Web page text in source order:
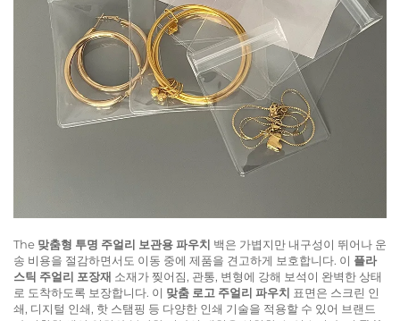
The 맞춤형 투명 주얼리 보관용 파우치 백은 가볍지만 내구성이 뛰어나 운
송 비용을 절감하면서도 이동 중에 제품을 견고하게 보호합니다. 이 플라
스틱 주얼리 포장재 소재가 찢어짐, 관통, 변형에 강해 보석이 완벽한 상태
로 도착하도록 보장합니다. 이 맞춤 로고 주얼리 파우치 표면은 스크린 인
쇄, 디지털 인쇄, 핫 스탬핑 등 다양한 인쇄 기술을 적용할 수 있어 브랜드